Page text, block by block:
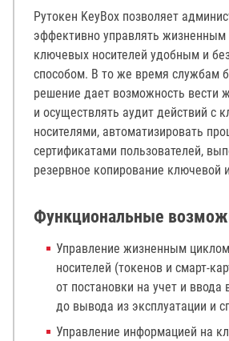
Рутокен KeyBox позволяет
эффективно управлять
ключевых носителей удобным и
способом. В то же время службам
решение дает возможность вести
и осуществлять аудит действий с
носителями, автоматизировать
сертификатами пользователей,
резервное копирование ключевой
Функциональные
Управление жизненным
носителей (токенов и смарт-
от постановки на учет и ввода
до вывода из эксплуатации и
Управление информацией на